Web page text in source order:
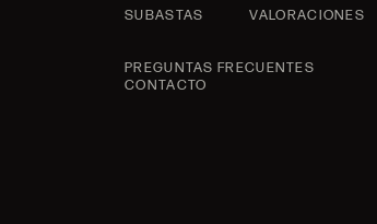
SUBASTAS
VALORACIONES
PREGUNTAS FRECUENTES
CONTACTO